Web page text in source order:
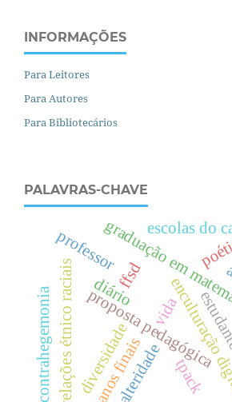
INFORMAÇÕES
Para Leitores
Para Autores
Para Bibliotecários
PALAVRAS-CHAVE
proposta pedagógica
diversidade
graduação em
tpack
alteridade
relações étnico raciais
escolas do
ffsd
vida
professor
diário
anos finais
contrahegemonia